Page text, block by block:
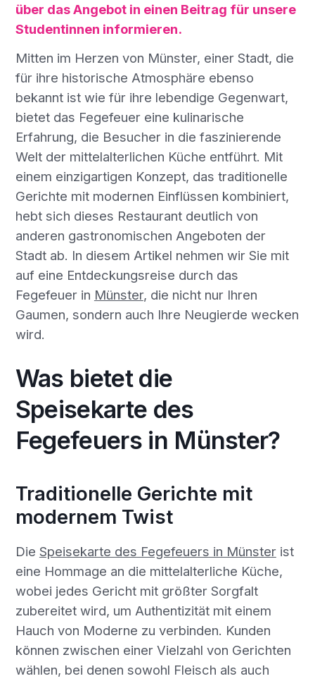
über das Angebot in einen Beitrag für unsere
Studentinnen informieren.
Mitten im Herzen von Münster, einer Stadt, die
für ihre historische Atmosphäre ebenso
bekannt ist wie für ihre lebendige Gegenwart,
bietet das Fegefeuer eine kulinarische
Erfahrung, die Besucher in die faszinierende
Welt der mittelalterlichen Küche entführt. Mit
einem einzigartigen Konzept, das traditionelle
Gerichte mit modernen Einflüssen kombiniert,
hebt sich dieses Restaurant deutlich von
anderen gastronomischen Angeboten der
Stadt ab. In diesem Artikel nehmen wir Sie mit
auf eine Entdeckungsreise durch das
Fegefeuer in Münster, die nicht nur Ihren
Gaumen, sondern auch Ihre Neugierde wecken
wird.
Was bietet die
Speisekarte des
Fegefeuers in Münster?
Traditionelle Gerichte mit
modernem Twist
Die Speisekarte des Fegefeuers in Münsterist
eine Hommage an die mittelalterliche Küche,
wobei jedes Gericht mit größter Sorgfalt
zubereitet wird, um Authentizität mit einem
Hauch von Moderne zu verbinden. Kunden
können zwischen einer Vielzahl von Gerichten
wählen, bei denen sowohl Fleisch als auch